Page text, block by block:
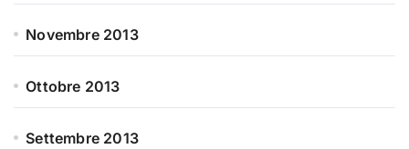
Novembre 2013
Ottobre 2013
Settembre 2013